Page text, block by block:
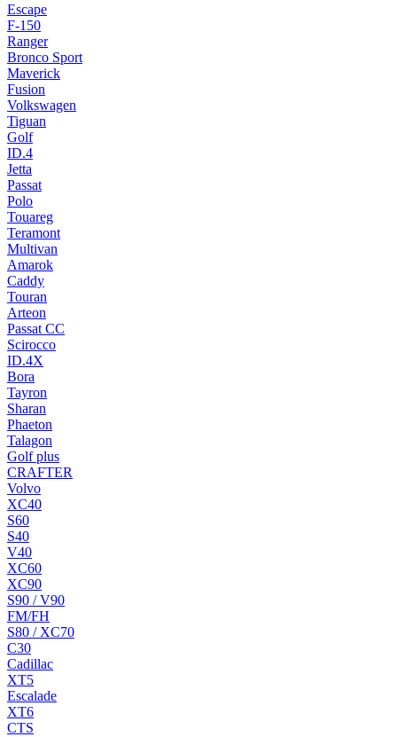
Escape
F-150
Ranger
Bronco Sport
Maverick
Fusion
Volkswagen
Tiguan
Golf
ID.4
Jetta
Passat
Polo
Touareg
Teramont
Multivan
Amarok
Caddy
Touran
Arteon
Passat CC
Scirocco
ID.4X
Bora
Tayron
Sharan
Phaeton
Talagon
Golf plus
CRAFTER
Volvo
XC40
S60
S40
V40
XC60
XC90
S90 / V90
FM/FH
S80 / XC70
C30
Cadillac
XT5
Escalade
XT6
CTS